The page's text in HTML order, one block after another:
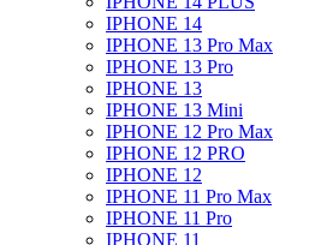
IPHONE 14
IPHONE 13 Pro Max
IPHONE 13 Pro
IPHONE 13
IPHONE 13 Mini
IPHONE 12 Pro Max
IPHONE 12 PRO
IPHONE 12
IPHONE 11 Pro Max
IPHONE 11 Pro
IPHONE 11